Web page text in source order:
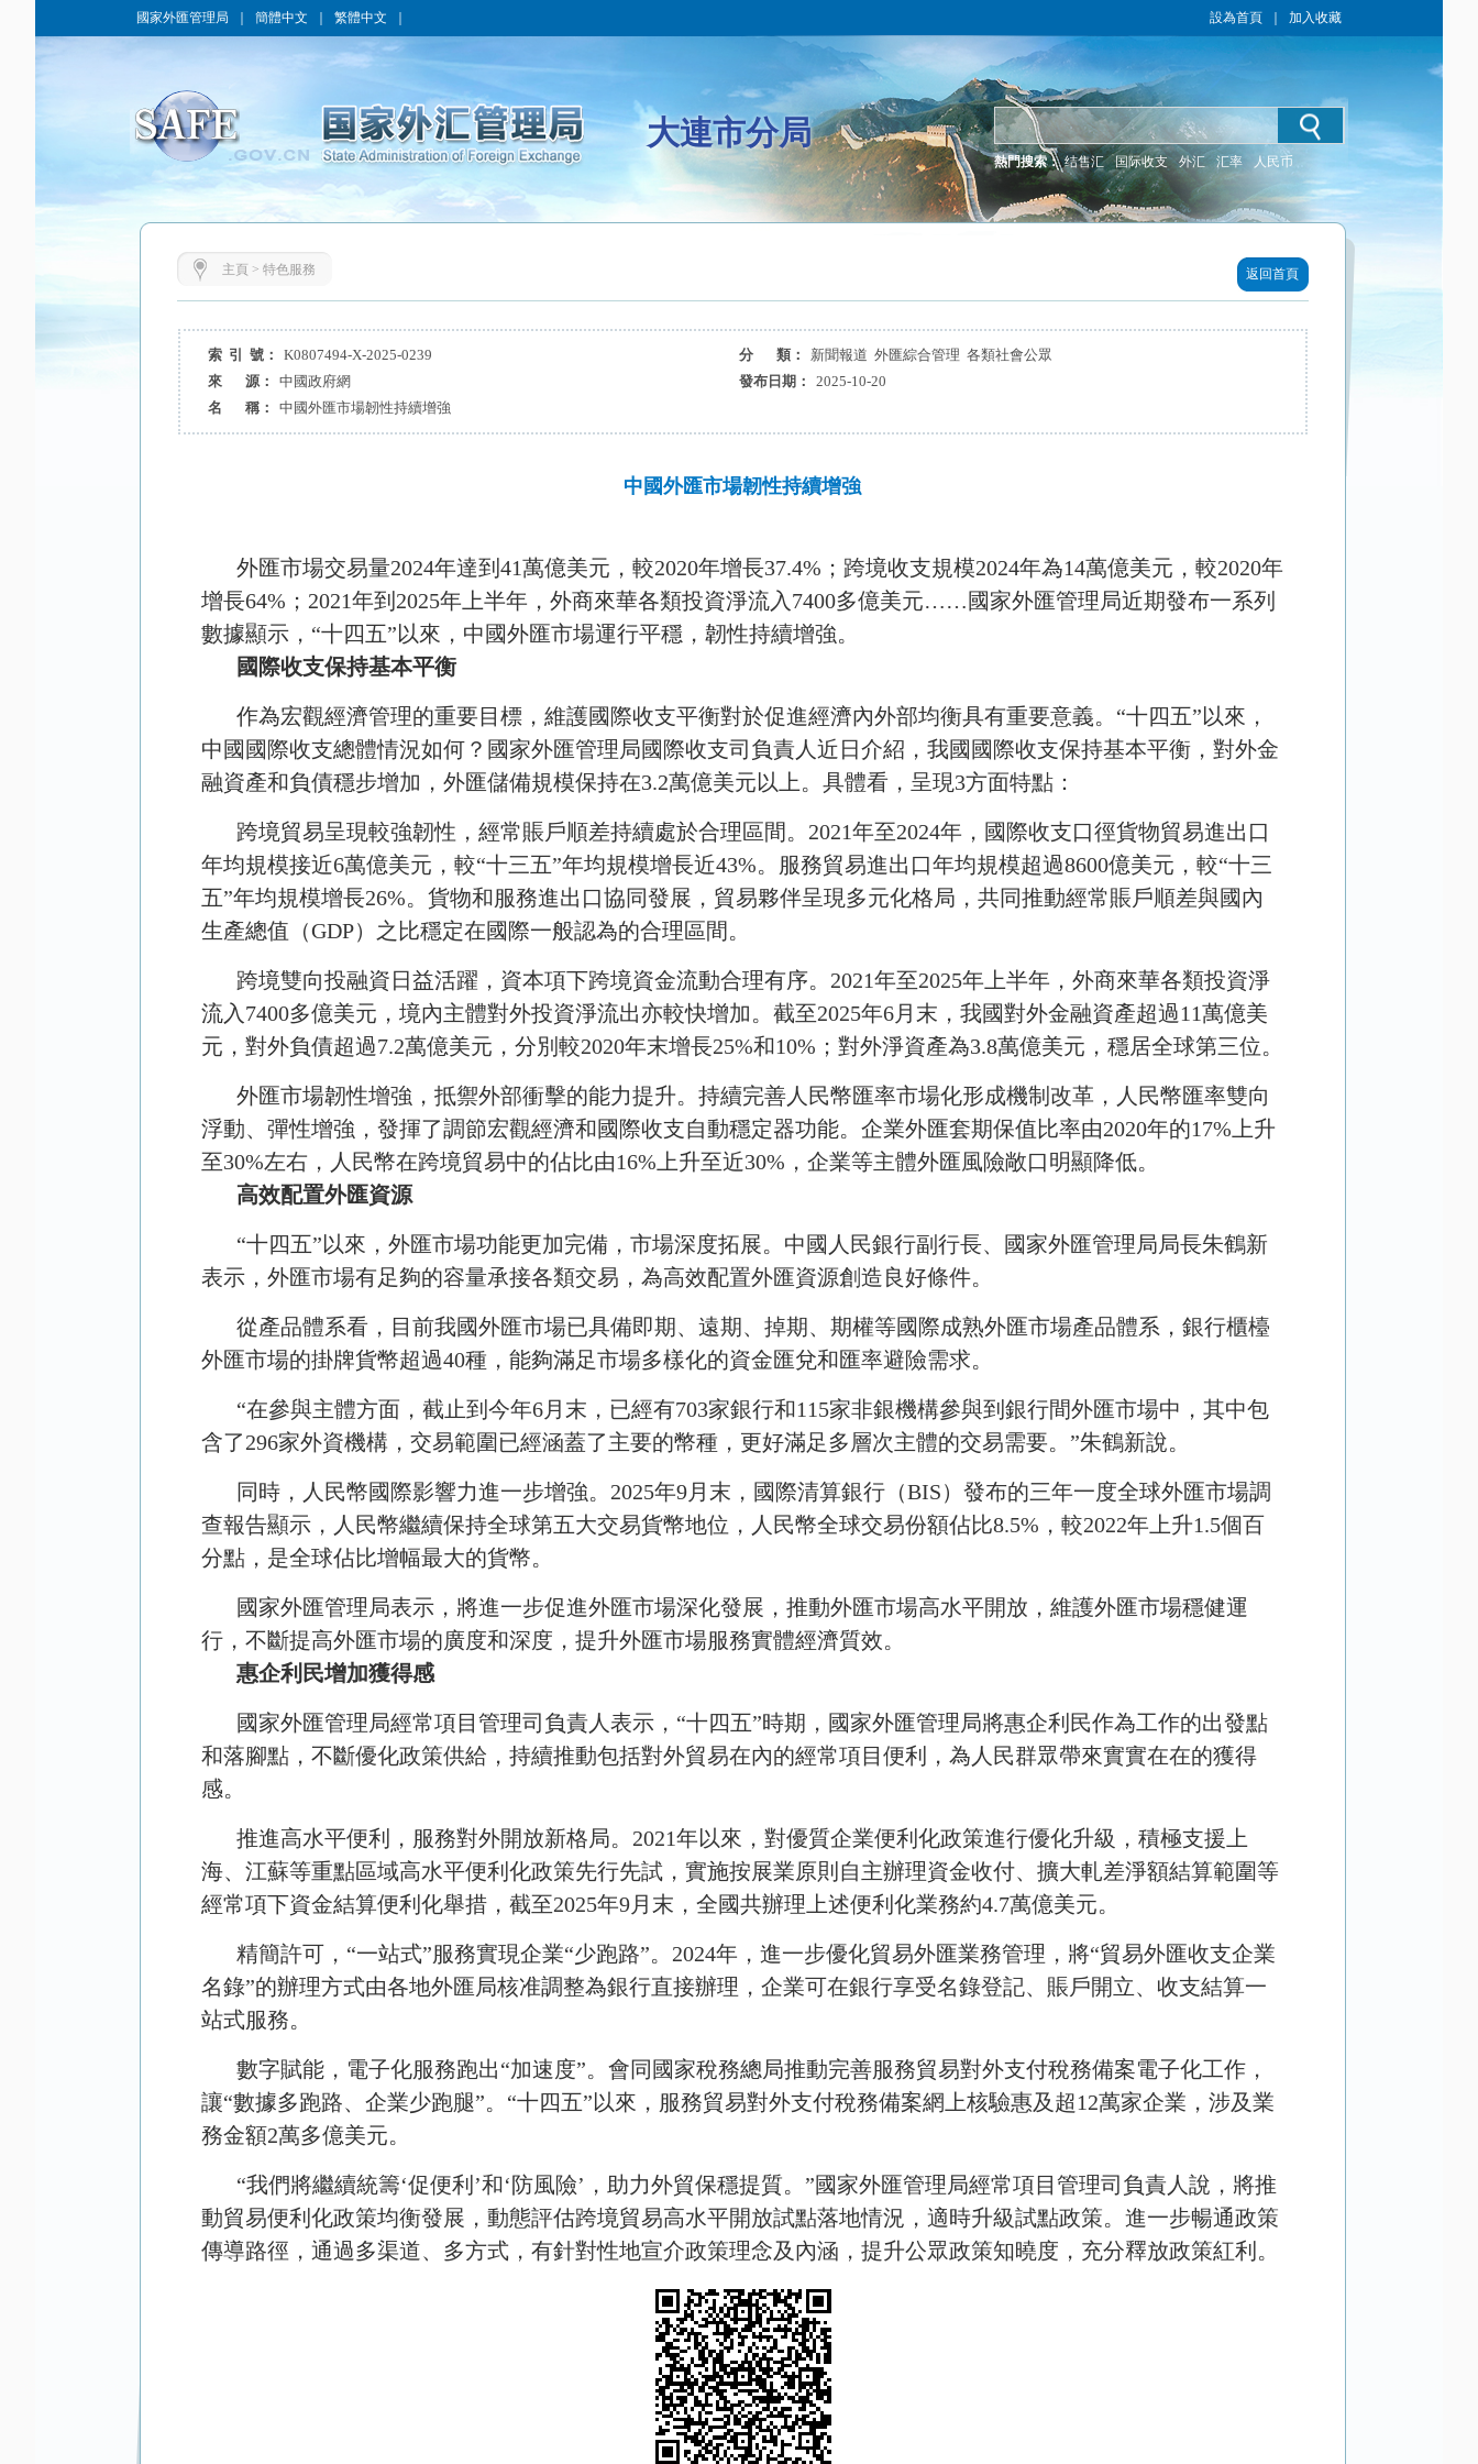
國家外匯管理局 簡體中文 繁體中文 設為首頁 加入收藏
大連市分局
熱門搜索： 结售汇 国际收支 外汇 汇率 人民币
主頁 > 特色服務 返回首頁
索 引 號： K0807494-X-2025-0239 分 類：
新聞報道 外匯綜合管理 各類社會公眾
來 源：
中國政府網 發布日期：
2025-10-20
名 稱：
中國外匯市場韌性持續增強
中國外匯市場韌性持續增強
外匯市場交易量2024年達到 41萬億美元，較2020年增長37.4% ；跨境收支規模2024年為14萬億美元，較2020年
增長64% ； 2021年到 2025年上半年，外商來華各類投資淨流入 7400多億美元……國家外匯管理局近期發布一系列
數據顯示，“十四五”以來，中國外匯市場運行平穩，韌性持續增強。
國際收支保持基本平衡
作為宏觀經濟管理的重要目標，維護國際收支平衡對於促進經濟內外部均衡具有重要意義。“十四五”以來，
中國國際收支總體情況如何？國家外匯管理局國際收支司負責人近日介紹，我國國際收支保持基本平衡，對外金
融資產和負債穩步增加，外匯儲備規模保持在3.2萬億美元以上。具體看，呈現3方面特點：
跨境貿易呈現較強韌性，經常賬戶順差持續處於合理區間。 2021年至2024年，國際收支口徑貨物貿易進出口
年均規模接近6萬億美元，較“十三五”年均規模增長近43%。服務貿易進出口年均規模超過8600億美元，較“十三
五”年均規模增長26%。貨物和服務進出口協同發展，貿易夥伴呈現多元化格局，共同推動經常賬戶順差與國內
生產總值（GDP）之比穩定在國際一般認為的合理區間。
跨境雙向投融資日益活躍，資本項下跨境資金流動合理有序。 2021年至2025年上半年，外商來華各類投資淨
流入 7400多億美元，境內主體對外投資淨流出亦較快增加。截至2025年6月末，我國對外金融資產超過11萬億美
元，對外負債超過7.2萬億美元，分別較2020年末增長25%和10% ；對外淨資產為3.8萬億美元，穩居全球第三位。
外匯市場韌性增強，抵禦外部衝擊的能力提升。持續完善人民幣匯率市場化形成機制改革，人民幣匯率雙向
浮動、彈性增強，發揮了調節宏觀經濟和國際收支自動穩定器功能。企業外匯套期保值比率由2020年的17% 上升
至30%左右，人民幣在跨境貿易中的佔比由16% 上升至近30% ，企業等主體外匯風險敞口明顯降低。
高效配置外匯資源
“十四五”以來，外匯市場功能更加完備，市場深度拓展。中國人民銀行副行長、國家外匯管理局局長朱鶴新
表示，外匯市場有足夠的容量承接各類交易，為高效配置外匯資源創造良好條件。
從產品體系看，目前我國外匯市場已具備即期、遠期、掉期、期權等國際成熟外匯市場產品體系，銀行櫃檯
外匯市場的掛牌貨幣超過40種，能夠滿足市場多樣化的資金匯兌和匯率避險需求。
“在參與主體方面，截止到今年6月末，已經有703家銀行和115家非銀機構參與到銀行間外匯市場中，其中包
含了296家外資機構，交易範圍已經涵蓋了主要的幣種，更好滿足多層次主體的交易需要。”朱鶴新說。
同時，人民幣國際影響力進一步增強。 2025年9月末，國際清算銀行（BIS）發布的三年一度全球外匯市場調
查報告顯示，人民幣繼續保持全球第五大交易貨幣地位，人民幣全球交易份額佔比8.5% ，較2022年上升1.5個百
分點，是全球佔比增幅最大的貨幣。
國家外匯管理局表示，將進一步促進外匯市場深化發展，推動外匯市場高水平開放，維護外匯市場穩健運
行，不斷提高外匯市場的廣度和深度，提升外匯市場服務實體經濟質效。
惠企利民增加獲得感
國家外匯管理局經常項目管理司負責人表示，“十四五”時期，國家外匯管理局將惠企利民作為工作的出發點
和落腳點，不斷優化政策供給，持續推動包括對外貿易在內的經常項目便利，為人民群眾帶來實實在在的獲得
感。
推進高水平便利，服務對外開放新格局。 2021年以來，對優質企業便利化政策進行優化升級，積極支援上
海、江蘇等重點區域高水平便利化政策先行先試，實施按展業原則自主辦理資金收付、擴大軋差淨額結算範圍等
經常項下資金結算便利化舉措，截至2025年9月末，全國共辦理上述便利化業務約4.7萬億美元。
精簡許可，“一站式”服務實現企業“少跑路”。 2024年，進一步優化貿易外匯業務管理，將“貿易外匯收支企業
名錄”的辦理方式由各地外匯局核准調整為銀行直接辦理，企業可在銀行享受名錄登記、賬戶開立、收支結算一
站式服務。
數字賦能，電子化服務跑出“加速度”。會同國家稅務總局推動完善服務貿易對外支付稅務備案電子化工作，
讓“數據多跑路、企業少跑腿”。“十四五”以來，服務貿易對外支付稅務備案網上核驗惠及超12萬家企業，涉及業
務金額2萬多億美元。
“我們將繼續統籌‘促便利’和‘防風險’，助力外貿保穩提質。”國家外匯管理局經常項目管理司負責人說，將推
動貿易便利化政策均衡發展，動態評估跨境貿易高水平開放試點落地情況，適時升級試點政策。進一步暢通政策
傳導路徑，通過多渠道、多方式，有針對性地宣介政策理念及內涵，提升公眾政策知曉度，充分釋放政策紅利。